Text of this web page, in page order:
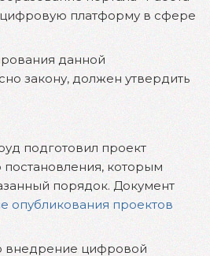
платформу в сфере
данной
закону, должен утвердить
подготовил проект
постановления, которым
порядок. Документ
опубликования проектов
внедрение цифровой